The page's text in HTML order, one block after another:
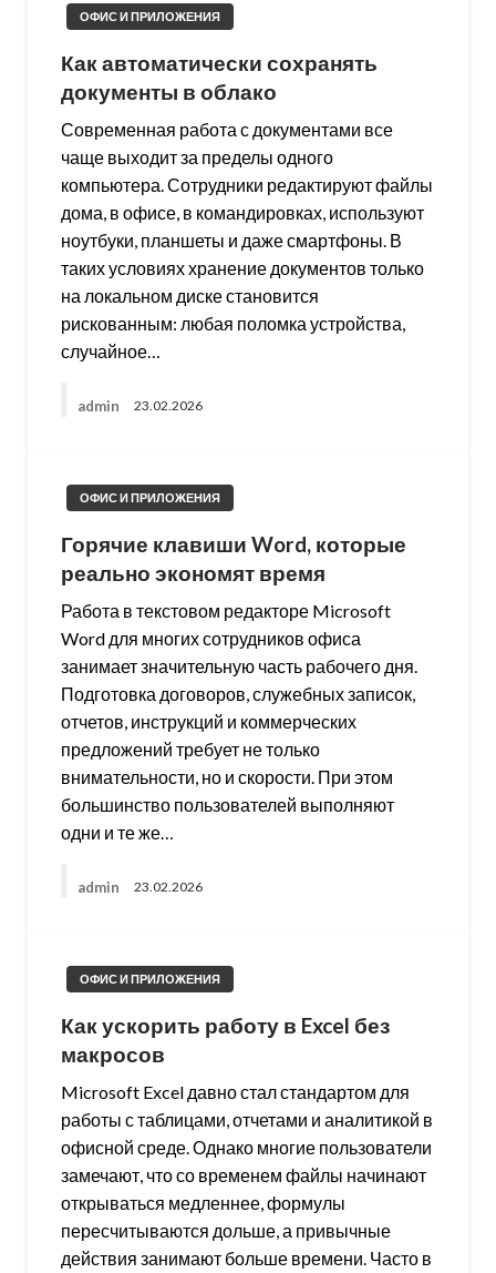
ОФИС И ПРИЛОЖЕНИЯ
Как автоматически сохранять
документы в облако
Современная работа с документами все
чаще выходит за пределы одного
компьютера. Сотрудники редактируют файлы
дома, в офисе, в командировках, используют
ноутбуки, планшеты и даже смартфоны. В
таких условиях хранение документов только
на локальном диске становится
рискованным: любая поломка устройства,
случайное…
admin 23.02.2026
ОФИС И ПРИЛОЖЕНИЯ
Горячие клавиши Word, которые
реально экономят время
Работа в текстовом редакторе Microsoft
Word для многих сотрудников офиса
занимает значительную часть рабочего дня.
Подготовка договоров, служебных записок,
отчетов, инструкций и коммерческих
предложений требует не только
внимательности, но и скорости. При этом
большинство пользователей выполняют
одни и те же…
admin 23.02.2026
ОФИС И ПРИЛОЖЕНИЯ
Как ускорить работу в Excel без
макросов
Microsoft Excel давно стал стандартом для
работы с таблицами, отчетами и аналитикой в
офисной среде. Однако многие пользователи
замечают, что со временем файлы начинают
открываться медленнее, формулы
пересчитываются дольше, а привычные
действия занимают больше времени. Часто в